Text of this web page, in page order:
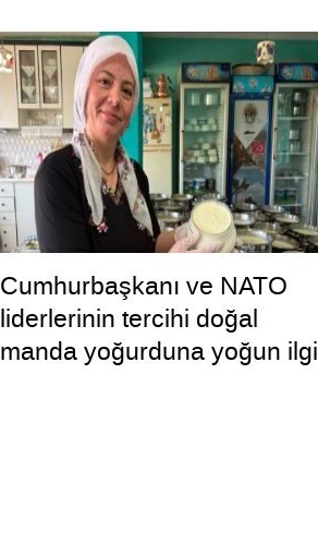
Cumhurbaşkanı ve NATO
liderlerinin tercihi doğal
manda yoğurduna yoğun ilgi